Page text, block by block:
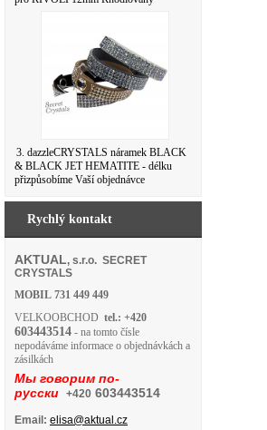
3. dazzleCRYSTALS náramek BLACK
& BLACK JET HEMATITE - délku
přizpůsobíme Vaší objednávce
Rychlý kontakt
AKTUAL, s.r.o. SECRET
CRYSTALS
MOBIL 731 449 449
VELKOOBCHOD tel.: +420
603443514 - na tomto čísle
nepodáváme informace o objednávkách a
zásilkách
Мы говорим по-
русски +420 603443514
Email: elisa@aktual.cz